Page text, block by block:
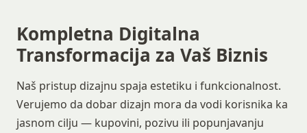
Kompletna Digitalna
Transformacija za Vaš Biznis
Naš pristup dizajnu spaja estetiku i funkcionalnost.
Verujemo da dobar dizajn mora da vodi korisnika ka
jasnom cilju — kupovini, pozivu ili popunjavanju